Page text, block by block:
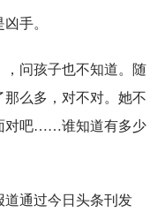
手。
，问孩子也不知道。随
么多，对不对。她不
对吧……谁知道有多少
道通过今日头条刊发